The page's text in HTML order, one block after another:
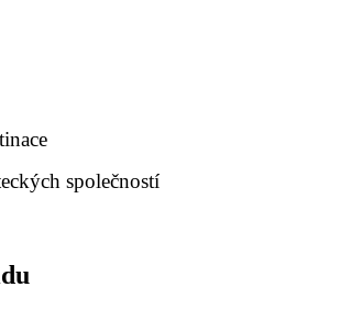
společností